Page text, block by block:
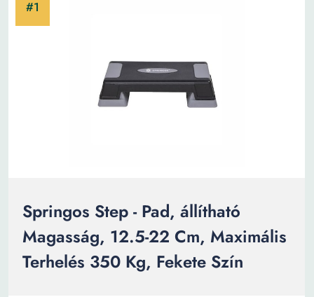
Springos Step - Pad, állítható
Magasság, 12.5-22 Cm, Maximális
Terhelés 350 Kg, Fekete Szín